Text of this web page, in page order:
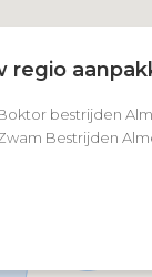
regio
bestrijden
Bestrijden